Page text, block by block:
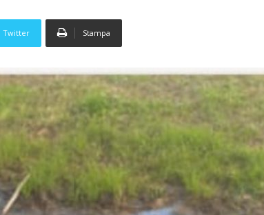
Twitter Stampa